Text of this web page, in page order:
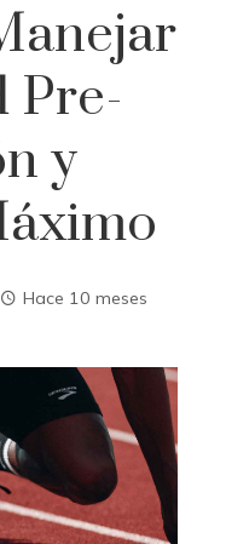
Pre-
y
Hace 10 meses